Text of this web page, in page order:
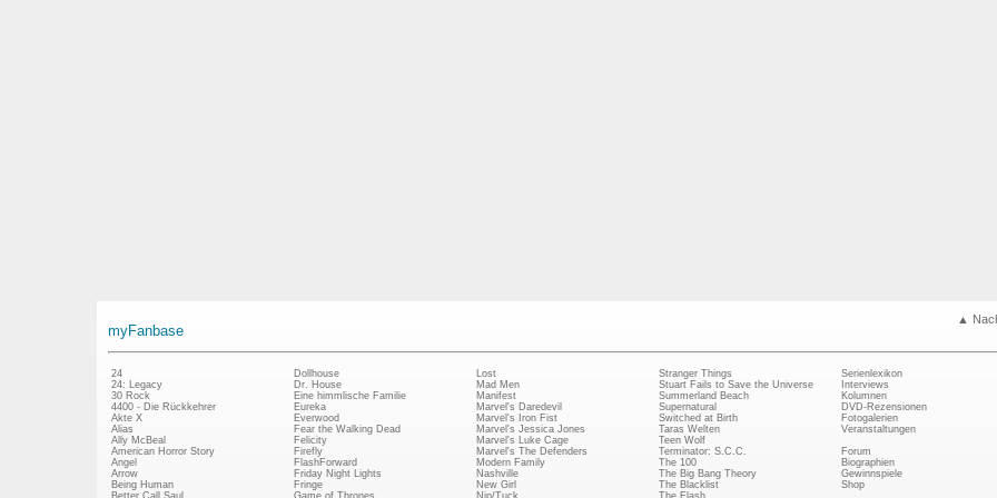
▲
myFanbase
24
24: Legacy
30 Rock
4400 - Die Rückkehrer
Akte X
Alias
Ally McBeal
American Horror Story
Angel
Arrow
Being Human
Better Call Saul
Dollhouse
Dr. House
Eine himmlische Familie
Eureka
Everwood
Fear the Walking Dead
Felicity
Firefly
FlashForward
Friday Night Lights
Fringe
Game of Thrones
Lost
Mad Men
Manifest
Marvel's Daredevil
Marvel's Iron Fist
Marvel's Jessica Jones
Marvel's Luke Cage
Marvel's The Defenders
Modern Family
Nashville
New Girl
Nip/Tuck
Stranger Things
Stuart Fails to Save the Universe
Summerland Beach
Supernatural
Switched at Birth
Taras Welten
Teen Wolf
Terminator: S.C.C.
The 100
The Big Bang Theory
The Blacklist
The Flash
Serienlexikon
Interviews
Kolumnen
DVD-Rezensionen
Fotogalerien
Veranstaltungen
Forum
Biographien
Gewinnspiele
Shop